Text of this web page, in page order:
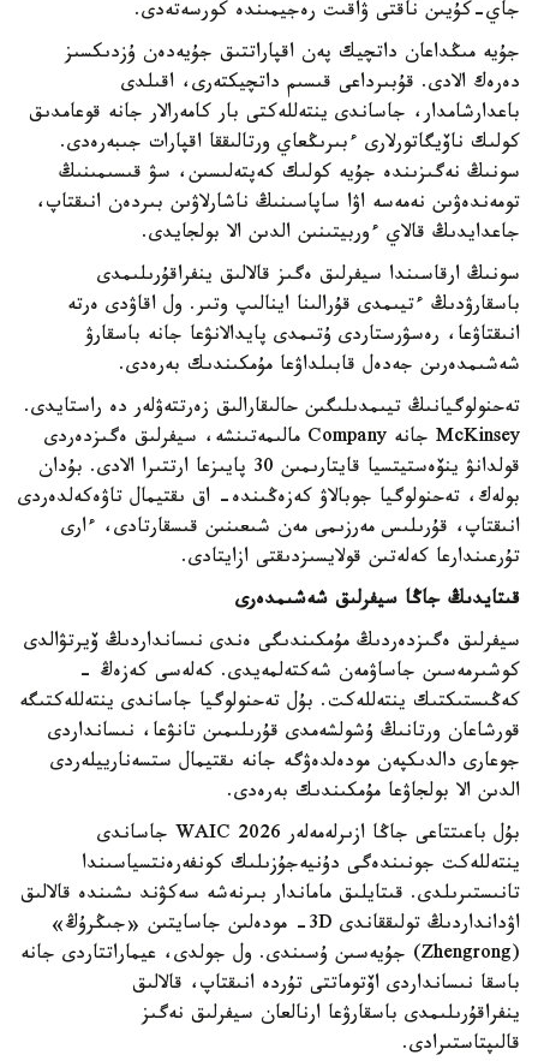
جاي-كۇيىن ناقتى ۋاقىت رەجيمىندە كورسەتەدى.
جۇيە مىڭداعان داتچيك پەن اقپاراتتىق جۇيەدەن ۇزدىكسىز
دەرەك الادى. قۇبىرداعى قىسىم داتچيكتەرى، اقىلدى
باعدارشامدار، جاساندى ينتەللەكتى بار كامەرالار جانە قوعامدىق
كولىك ناۆيگاتورلارى ءبىرىڭعاي ورتالىققا اقپارات جىبەرەدى.
سونىڭ نەگىزىندە جۇيە كولىك كەپتەلىسىن، سۋ قىسىمىنىڭ
تومەندەۋىن نەمەسە اۋا ساپاسىنىڭ ناشارلاۋىن بىردەن انىقتاپ،
جاعدايدىڭ قالاي ءوربيتىنىن الدىن الا بولجايدى.
سونىڭ ارقاسىندا سيفرلىق ەگىز قالالىق ينفراقۇرىلىمدى
باسقارۋدىڭ ءتيىمدى قۇرالىنا اينالىپ وتىر. ول اقاۋدى ەرتە
انىقتاۋعا، رەسۋرستاردى ۇتىمدى پايدالانۋعا جانە باسقارۋ
شەشىمدەرىن جەدەل قابىلداۋعا مۇمكىندىك بەرەدى.
تەحنولوگيانىڭ تيىمدىلىگىن حالىقارالىق زەرتتەۋلەر دە راستايدى.
McKinsey جانە Company مالىمەتىنشە، سيفرلىق ەگىزدەردى
قولدانۋ ينۆەستيتسيا قايتارىمىن 30 پايىزعا ارتتىرا الادى. بۇدان
بولەك، تەحنولوگيا جوبالاۋ كەزەڭىندە- اق ىقتيمال تاۋەكەلدەردى
انىقتاپ، قۇرىلىس مەرزىمى مەن شىعىنىن قىسقارتادى، ءارى
تۇرعىندارعا كەلەتىن قولايسىزدىقتى ازايتادى.
قىتايدىڭ جاڭا سيفرلىق شەشىمدەرى
سيفرلىق ەگىزدەردىڭ مۇمكىندىگى ەندى نىسانداردىڭ ۆيرتۋالدى
كوشىرمەسىن جاساۋمەن شەكتەلمەيدى. كەلەسى كەزەڭ -
كەڭىستىكتىك ينتەللەكت. بۇل تەحنولوگيا جاساندى ينتەللەكتىگە
قورشاعان ورتانىڭ ۇشولشەمدى قۇرىلىمىن تانۋعا، نىسانداردى
جوعارى دالدىكپەن مودەلدەۋگە جانە ىقتيمال ستسەنارييلەردى
الدىن الا بولجاۋعا مۇمكىندىك بەرەدى.
بۇل باعىتتاعى جاڭا ازىرلەمەلەر WAIC 2026 جاساندى
ينتەللەكت جونىندەگى دۇنيەجۇزىلىك كونفەرەنتسياسىندا
تانىستىرىلدى. قىتايلىق ماماندار بىرنەشە سەكۋند ىشىندە قالالىق
اۋدانداردىڭ تولىققاندى 3D- مودەلىن جاسايتىن «جىڭرۇڭ»
(Zhengrong) جۇيەسىن ۇسىندى. ول جولدى، عيماراتتاردى جانە
باسقا نىسانداردى اۆتوماتتى تۇردە انىقتاپ، قالالىق
ينفراقۇرىلىمدى باسقارۋعا ارنالعان سيفرلىق نەگىز
قالىپتاستىرادى.